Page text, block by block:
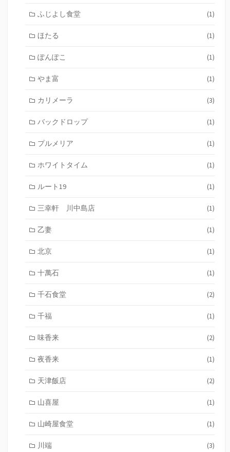
ふじよし食堂 (1)
ほたる (1)
ぽんぽこ (1)
やま富 (1)
カリメーラ (3)
バックドロップ (1)
プルメリア (1)
ホワイトタイム (1)
ルート19 (1)
三幸軒 川中島店 (1)
乙妻 (1)
北京 (1)
十萬石 (1)
千石食堂 (2)
千福 (1)
味香来 (2)
夜香来 (1)
天津飯店 (2)
山喜屋 (1)
山崎屋食堂 (1)
川端 (3)